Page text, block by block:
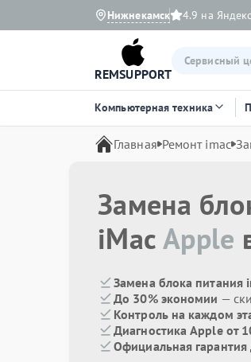
Нижнекамск 4.9 на Яндекс
REMSUPPORT
Сервисный
Компьютерная техника
Главная Ремонт imac
Замена
iMacApple
Замена блока питания
До 30% экономии —
Контроль на каждом
Диагностика Apple от
Официальная